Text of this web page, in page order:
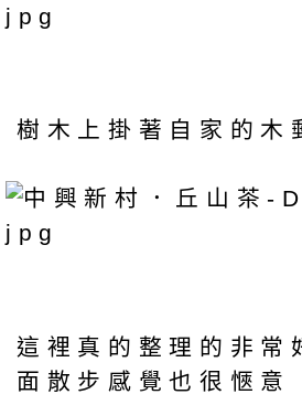
樹木上掛著自家的木
這裡真的整理的非常
面散步感覺也很愜意